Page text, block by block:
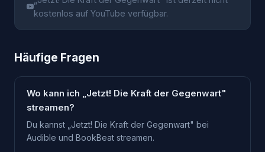
kostenlos auf YouTube verfügbar.
Häufige Fragen
Wo kann ich „Jetzt! Die Kraft der Gegenwart"
streamen?
Du kannst „Jetzt! Die Kraft der Gegenwart" bei
Audible und BookBeat streamen.